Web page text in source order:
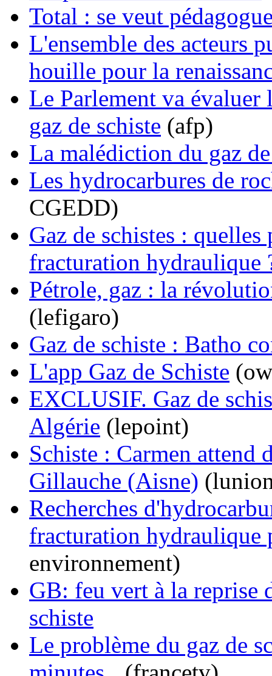
Total : se veut
L'ensemble des acteurs
houille pour la
Le Parlement va
gaz de schiste (afp)
La malédiction du gaz
Les hydrocarbures de
CGEDD)
Gaz de schistes :
fracturation hydraulique
Pétrole, gaz : la
(lefigaro)
Gaz de schiste : Batho
L'app Gaz de Schiste
EXCLUSIF. Gaz de
Algérie (lepoint)
Schiste : Carmen attend
Gillauche (Aisne)
Recherches
fracturation hydraulique
environnement)
GB: feu vert à la reprise
schiste
Le problème du gaz de